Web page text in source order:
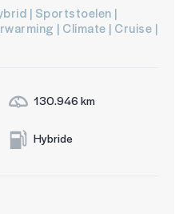
| Sportstoelen |
| Climate | Cruise |
130.946 km
Hybride